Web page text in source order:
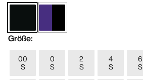
Größe:
00
S
0
S
2
S
4
S
6
S